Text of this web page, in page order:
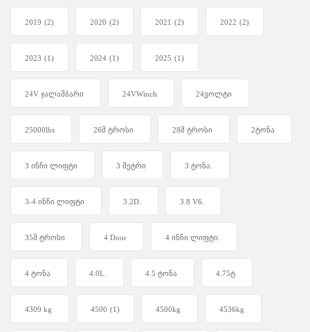
2019 (2) 2020 (2) 2021 (2) 2022 (2)
2023 (1) 2024 (1) 2025 (1)
24V ჯალამბარი 24VWinch 24ვოლტი
25000lbs 26მ ტროსი 28მ ტროსი 2ტონა
3 ინჩი ლიფტი 3 მეტრი 3 ტონა.
3-4 ინჩი ლიფტი 3.2D. 3.8 V6.
35მ ტროსი 4 Door 4 ინჩი ლიფტი.
4 ტონა 4.0L. 4.5 ტონა 4.75ტ
4309 kg 4500 (1) 4500kg 4536kg